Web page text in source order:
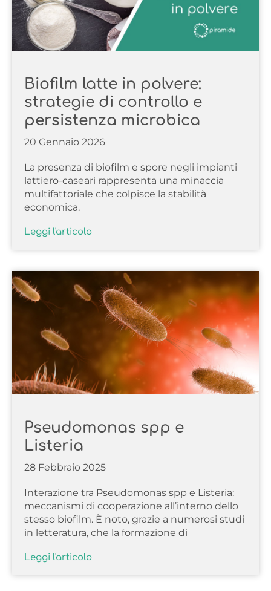
Biofilm latte in polvere:
strategie di controllo e
persistenza microbica
20 Gennaio 2026
La presenza di biofilm e spore negli impianti
lattiero-caseari rappresenta una minaccia
multifattoriale che colpisce la stabilità
economica.
Leggi l'articolo
Pseudomonas spp e
Listeria
28 Febbraio 2025
Interazione tra Pseudomonas spp e Listeria:
meccanismi di cooperazione all’interno dello
stesso biofilm. È noto, grazie a numerosi studi
in letteratura, che la formazione di
Leggi l'articolo